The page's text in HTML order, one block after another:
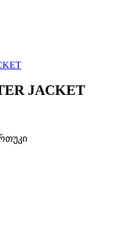
JACKET